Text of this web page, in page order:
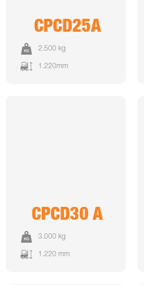
CPCD25A
2.500 kg
1.220mm
CPCD30 A
3.000 kg
1.220 mm